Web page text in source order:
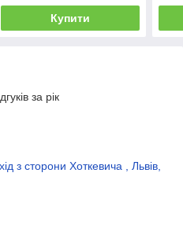
Купити
за рік
з сторони Хоткевича , Львів,